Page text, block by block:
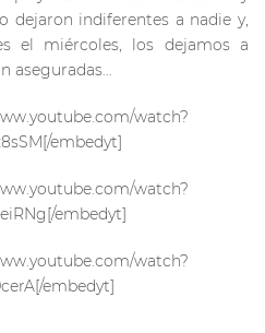
dejaron indiferentes a nadie y,
el miércoles, los dejamos a
aseguradas…
watch?
embedyt]
watch?
embedyt]
watch?
embedyt]